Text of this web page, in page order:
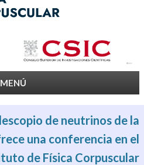
MENÚ
de neutrinos de la
una conferencia en el
de Física Corpuscular